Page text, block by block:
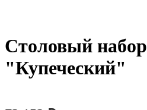
Столовый набор
"Купеческий"